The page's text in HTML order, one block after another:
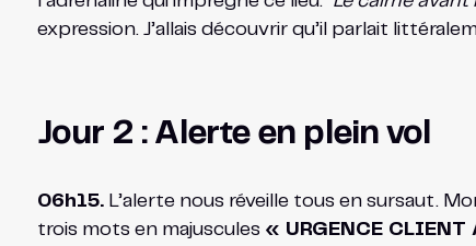
expression. J’allais découvrir qu’il parlait
Jour 2 : Alerte en plein vol
06h15.L’alerte nous réveille tous en sursaut.
trois mots en majuscules « URGENCE CLIENT